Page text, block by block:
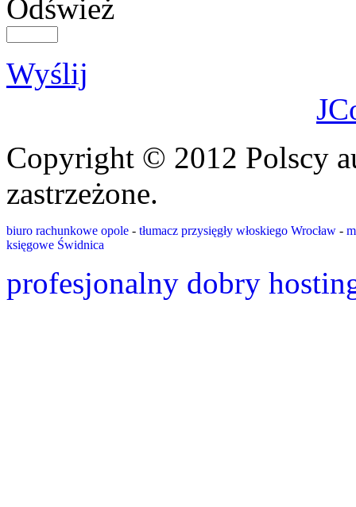
Odśwież
Wyślij
Copyright © 2012 Polscy
zastrzeżone.
biuro rachunkowe opole - tłumacz przysięgły włoskiego Wrocław -
księgowe Świdnica
profesjonalny dobry